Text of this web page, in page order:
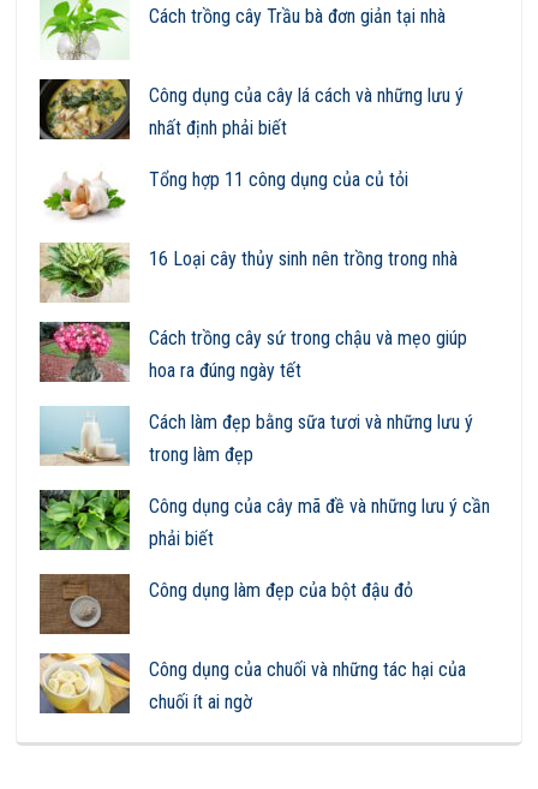
Cách trồng cây Trầu bà đơn giản tại nhà
Công dụng của cây lá cách và những lưu ý
nhất định phải biết
Tổng hợp 11 công dụng của củ tỏi
16 Loại cây thủy sinh nên trồng trong nhà
Cách trồng cây sứ trong chậu và mẹo giúp
hoa ra đúng ngày tết
Cách làm đẹp bằng sữa tươi và những lưu ý
trong làm đẹp
Công dụng của cây mã đề và những lưu ý cần
phải biết
Công dụng làm đẹp của bột đậu đỏ
Công dụng của chuối và những tác hại của
chuối ít ai ngờ